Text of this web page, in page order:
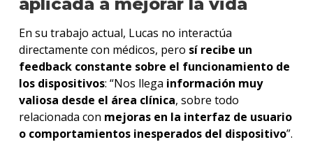
En su trabajo actual, Lucas no interactúa
directamente con médicos, pero sí recibe un
feedback constante sobre el funcionamiento de
los dispositivos: “Nos llega información muy
valiosa desde el área clínica, sobre todo
relacionada con mejoras en la interfaz de usuario
o comportamientos inesperados del dispositivo”.